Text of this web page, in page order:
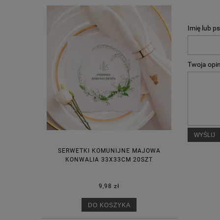
SERWETKI KOMUNIJNE MAJOWA
KONWALIA 33X33CM 20SZT
9,98 zł
DO KOSZYKA
Imię lub
Twoja
WYŚLIJ